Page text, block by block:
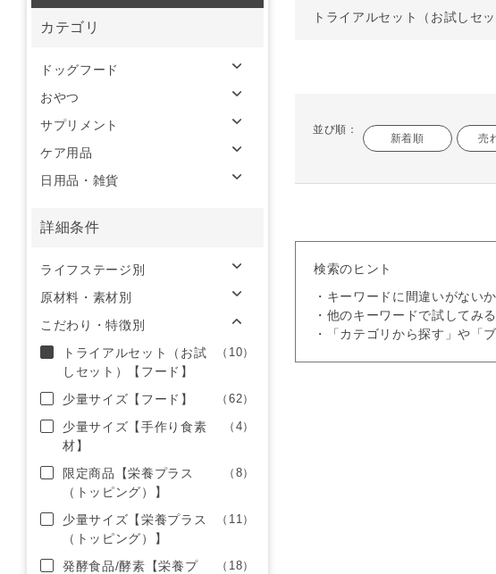
トライアルセット（お試しセ
並び順：
新着順 売
検索のヒント
・キーワードに間違いがない
・他のキーワードで試してみる
・「カテゴリから探す」や「
カテゴリ
ドッグフード
おやつ
サプリメント
ケア用品
日用品・雑貨
詳細条件
ライフステージ別
原材料・素材別
こだわり・特徴別
トライアルセット（お試
しセット）【フード】
（10）
少量サイズ【フード】 （62）
少量サイズ【手作り食素
材】
（4）
限定商品【栄養プラス
（トッピング）】
（8）
少量サイズ【栄養プラス
（トッピング）】
（11）
発酵食品/酵素【栄養プ
（18）